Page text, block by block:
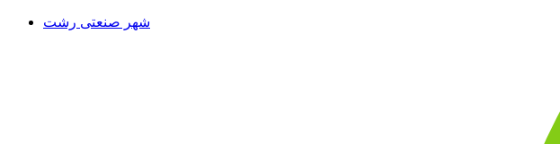
شهر صنعتی رشت